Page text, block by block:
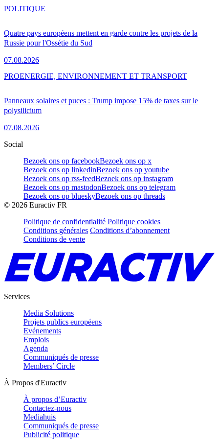
Quatre pays européens mettent en garde contre les projets de la
Russie pour l'Ossétie du Sud
07.08.2026
POLITIQUE
Panneaux solaires et puces : Trump impose 15% de taxes sur le
polysilicium
07.08.2026
PROENERGIE, ENVIRONNEMENT ET TRANSPORT
Social
Bezoek ons op facebookBezoek ons op x
Bezoek ons op linkedinBezoek ons op youtube
Bezoek ons op rss-feedBezoek ons op instagram
Bezoek ons op mastodonBezoek ons op telegram
Bezoek ons op blueskyBezoek ons op threads
© 2026 Euractiv FR
Politique de confidentialité Politique cookies
Conditions générales Conditions d’abonnement
Conditions de vente
Services
Media Solutions
Projets publics européens
Evénements
Emplois
Agenda
Communiqués de presse
Members’ Circle
À Propos d'Euractiv
À propos d’Euractiv
Contactez-nous
Mediahuis
Communiqués de presse
Publicité politique